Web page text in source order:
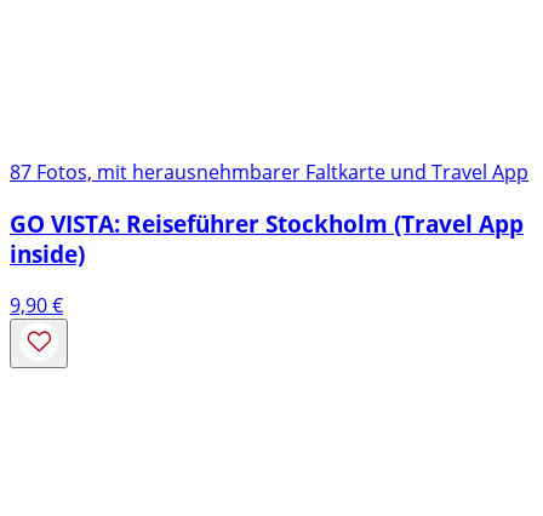
87 Fotos, mit herausnehmbarer Faltkarte und Travel App
GO VISTA: Reiseführer Stockholm (Travel App
inside)
9,90€